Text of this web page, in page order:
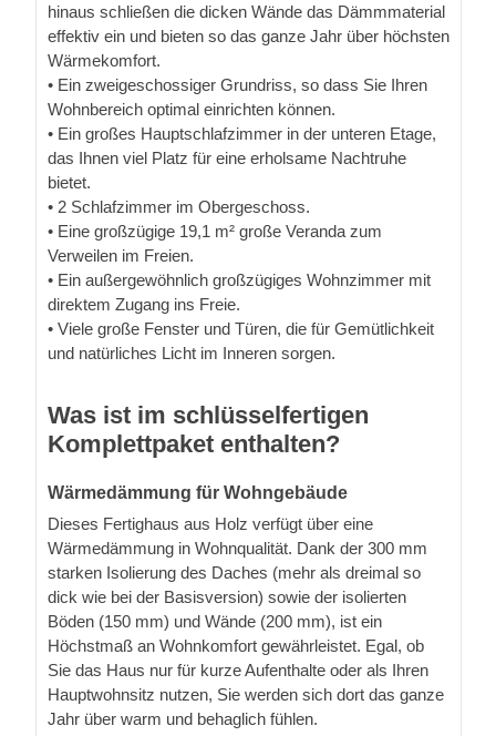
hinaus schließen die dicken Wände das Dämmmaterial
effektiv ein und bieten so das ganze Jahr über höchsten
Wärmekomfort.
• Ein zweigeschossiger Grundriss, so dass Sie Ihren
Wohnbereich optimal einrichten können.
• Ein großes Hauptschlafzimmer in der unteren Etage,
das Ihnen viel Platz für eine erholsame Nachtruhe
bietet.
• 2 Schlafzimmer im Obergeschoss.
• Eine großzügige 19,1 m² große Veranda zum
Verweilen im Freien.
• Ein außergewöhnlich großzügiges Wohnzimmer mit
direktem Zugang ins Freie.
• Viele große Fenster und Türen, die für Gemütlichkeit
und natürliches Licht im Inneren sorgen.
Was ist im schlüsselfertigen
Komplettpaket enthalten?
Wärmedämmung für Wohngebäude
Dieses Fertighaus aus Holz verfügt über eine
Wärmedämmung in Wohnqualität. Dank der 300 mm
starken Isolierung des Daches (mehr als dreimal so
dick wie bei der Basisversion) sowie der isolierten
Böden (150 mm) und Wände (200 mm), ist ein
Höchstmaß an Wohnkomfort gewährleistet. Egal, ob
Sie das Haus nur für kurze Aufenthalte oder als Ihren
Hauptwohnsitz nutzen, Sie werden sich dort das ganze
Jahr über warm und behaglich fühlen.